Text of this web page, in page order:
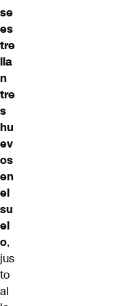
se
es
tre
lla
n
tre
s
hu
ev
os
en
el
su
el
o,
jus
to
al